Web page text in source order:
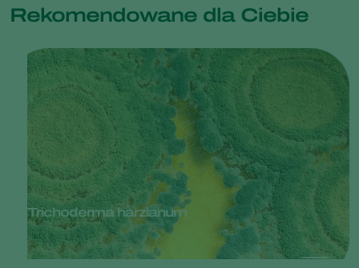
Rekomendowane dla Ciebie
Trichoderma harzianum